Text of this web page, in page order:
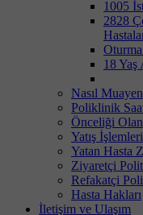
1005
2828
18 Yaş
Nasıl
Poliklinik
Önceliği
Yatış İşlemleri
Yatan Hasta
Ziyaretçi
Refakatçi
Hasta Hakları
İletişim ve Ulaşım